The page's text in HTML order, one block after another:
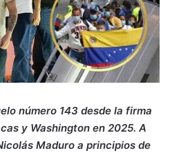
número 143 desde la firma
y Washington en 2025. A
Maduro a principios de